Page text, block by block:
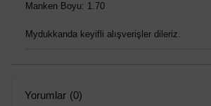
Manken Boyu: 1.70
Mydukkanda keyifli alışverişler dileriz.
Yorumlar (0)